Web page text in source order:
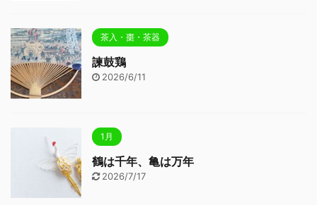
茶入・棗・茶器
諫鼓鶏
2026/6/11
1月
鶴は千年、亀は万年
2026/7/17